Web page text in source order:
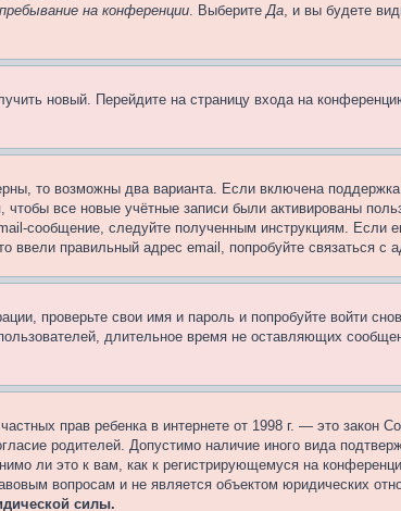
на конференции. ВыберитеДа, и вы будете
новый. Перейдите на страницу входа на
то возможны два варианта. Если включена
все новые учётные записи были активированы
сообщение, следуйте полученным инструкциям.
правильный адрес email, попробуйте связаться с
проверьте свои имя и пароль и попробуйте войти
длительное время не оставляющих
прав ребенка в интернете от 1998 г. — это
родителей. Допустимо наличие иного вида
ли это к вам, как к регистрирующемуся на
вопросам и не является объектом юридических
силы.